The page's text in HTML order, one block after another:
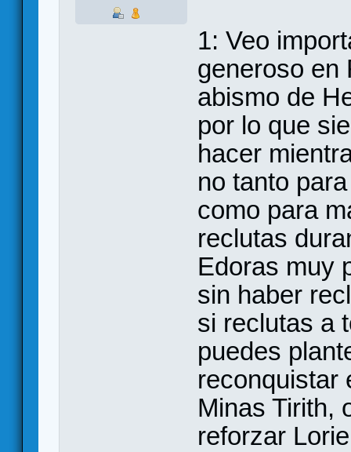
1: Veo
generoso en
abismo de
por lo que
hacer
no tanto
como para
reclutas
Edoras muy
sin haber
si reclutas a
puedes
reconquistar
Minas Tirith,
reforzar